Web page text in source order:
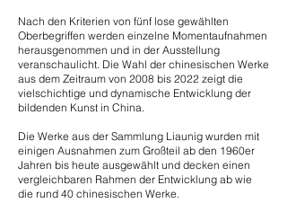
Nach den Kriterien von fünf lose gewählten
Oberbegriffen werden einzelne Momentaufnahmen
herausgenommen und in der Ausstellung
veranschaulicht. Die Wahl der chinesischen Werke
aus dem Zeitraum von 2008 bis 2022 zeigt die
vielschichtige und dynamische Entwicklung der
bildenden Kunst in China.
Die Werke aus der Sammlung Liaunig wurden mit
einigen Ausnahmen zum Großteil ab den 1960er
Jahren bis heute ausgewählt und decken einen
vergleichbaren Rahmen der Entwicklung ab wie
die rund 40 chinesischen Werke.